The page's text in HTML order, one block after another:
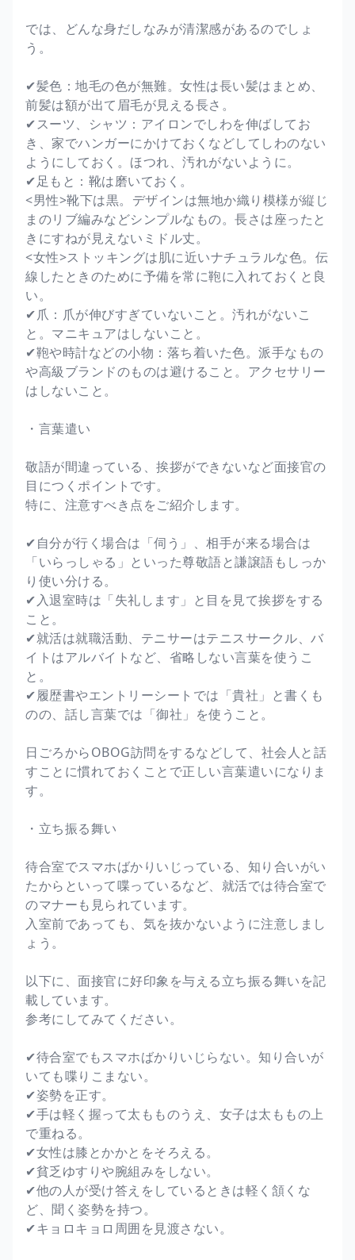
では、どんな身だしなみが清潔感があるのでしょ
う。
✔髪色：地毛の色が無難。女性は長い髪はまとめ、
前髪は額が出て眉毛が見える長さ。
✔スーツ、シャツ：アイロンでしわを伸ばしてお
き、家でハンガーにかけておくなどしてしわのない
ようにしておく。ほつれ、汚れがないように。
✔足もと：靴は磨いておく。
<男性>靴下は黒。デザインは無地か織り模様が縦じ
まのリブ編みなどシンプルなもの。長さは座ったと
きにすねが見えないミドル丈。
<女性>ストッキングは肌に近いナチュラルな色。伝
線したときのために予備を常に鞄に入れておくと良
い。
✔爪：爪が伸びすぎていないこと。汚れがないこ
と。マニキュアはしないこと。
✔鞄や時計などの小物：落ち着いた色。派手なもの
や高級ブランドのものは避けること。アクセサリー
はしないこと。
・言葉遣い
敬語が間違っている、挨拶ができないなど面接官の
目につくポイントです。
特に、注意すべき点をご紹介します。
✔自分が行く場合は「伺う」、相手が来る場合は
「いらっしゃる」といった尊敬語と謙譲語もしっか
り使い分ける。
✔入退室時は「失礼します」と目を見て挨拶をする
こと。
✔就活は就職活動、テニサーはテニスサークル、バ
イトはアルバイトなど、省略しない言葉を使うこ
と。
✔履歴書やエントリーシートでは「貴社」と書くも
のの、話し言葉では「御社」を使うこと。
日ごろからOBOG訪問をするなどして、社会人と話
すことに慣れておくことで正しい言葉遣いになりま
す。
・立ち振る舞い
待合室でスマホばかりいじっている、知り合いがい
たからといって喋っているなど、就活では待合室で
のマナーも見られています。
入室前であっても、気を抜かないように注意しまし
ょう。
以下に、面接官に好印象を与える立ち振る舞いを記
載しています。
参考にしてみてください。
✔待合室でもスマホばかりいじらない。知り合いが
いても喋りこまない。
✔姿勢を正す。
✔手は軽く握って太もものうえ、女子は太ももの上
で重ねる。
✔女性は膝とかかとをそろえる。
✔貧乏ゆすりや腕組みをしない。
✔他の人が受け答えをしているときは軽く頷くな
ど、聞く姿勢を持つ。
✔キョロキョロ周囲を見渡さない。